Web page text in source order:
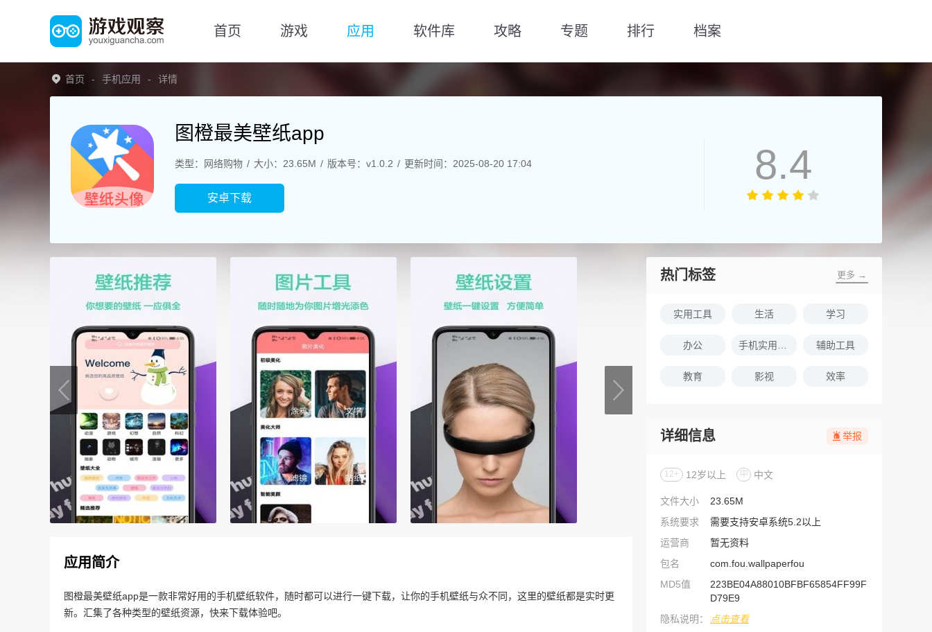
首页 游戏 应用 软件库 攻略 专题 排行 档案
首页 手机应用 详情
图橙最美壁纸app
类型：网络购物 大小：23.65M 版本号：v1.0.2 更新时间：2025-08-20 17:04
安卓下载
8.4
应用简介
图橙最美壁纸app是一款非常好用的手机壁纸软件，随时都可以进行一键下载，让你的手机壁纸与众不同，这里的壁纸都是实时更
新。汇集了各种类型的壁纸资源，快来下载体验吧。
热门标签 更多 →
实用工具 生活 学习
办公 辅助工具
教育 影视 效率
详细信息 举报
12+ 12岁以上 中 中文
文件大小
23.65M
系统要求
需要支持安卓系统5.2以上
运营商
暂无资料
包名
com.fou.wallpaperfou
MD5值
223BE04A88010BFBF65854FF99F
D79E9
隐私说明：
点击查看